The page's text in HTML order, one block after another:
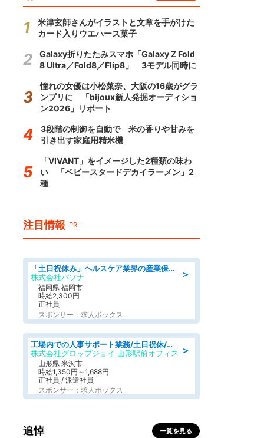
米津玄師さんがイラストと文章を手がけた
カード入りウエハース菓子
Galaxy折りたたみスマホ「Galaxy Z Fold
8 Ultra／Fold8／Flip8」 3モデル同時に
憧れの女優は小松菜奈、大阪の16歳がグラ
ンプリに 「bijoux新人発掘オーディショ
ン2026」リポート
3段階の制御を自動で 米の香りや甘みを
引き出す家庭用精米機
「VIVANT」をイメージした2種類の味わ
い 「ベビースタードデカイラーメン」2
種
注目情報 PR
＞
「土日祝休み」ヘルスケア業界の産業保健師/高時給/未経験OK/要資格:保健師、正看護師
株式会社パソナ
福岡県 福岡市
時給2,300円
正社員
スポンサー：求人ボックス
＞
工場内での人事サポート業務/土日祝休/簡単/未経験歓迎/交通費支給/社員登用実績
株式会社グロップジョイ 山形駅前オフィス
山形県 米沢市
時給1,350円～1,688円
正社員 / 派遣社員
スポンサー：求人ボックス
追悼 一覧を見る